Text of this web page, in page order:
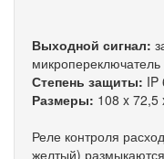
Выходной сигнал:
микропереключатель
Степень защиты: IP
Размеры: 108 x
Реле контроля
желтый)